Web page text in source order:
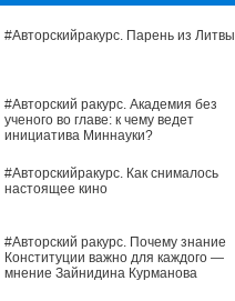
#Авторскийракурс. Парень из Литвы
#Авторский ракурс. Академия без
ученого во главе: к чему ведет
инициатива Миннауки?
#Авторскийракурс. Как снималось
настоящее кино
#Авторский ракурс. Почему знание
Конституции важно для каждого —
мнение Зайнидина Курманова